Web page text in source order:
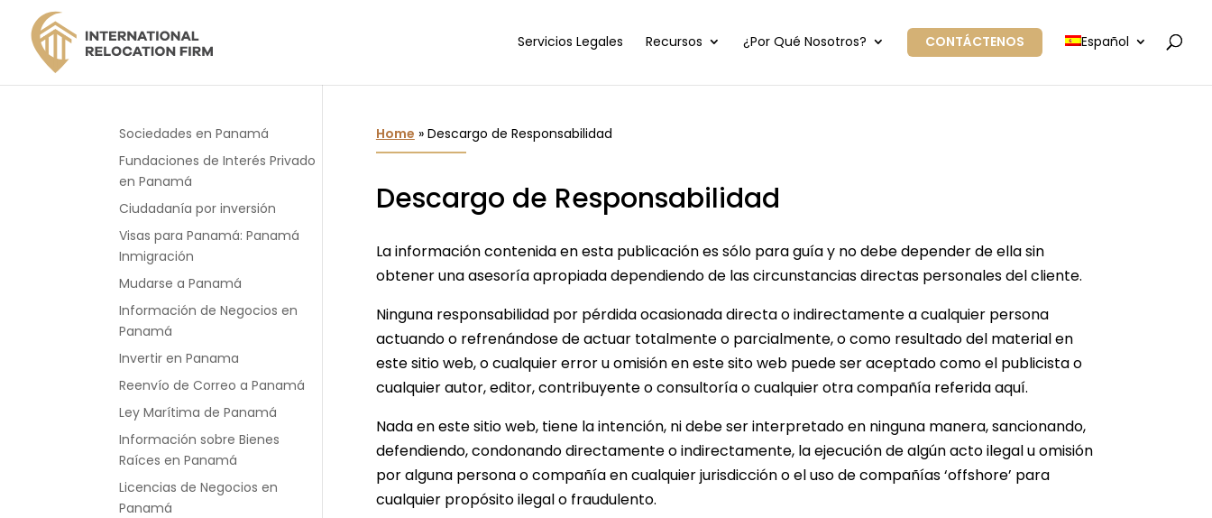
Servicios Legales Recursos ¿Por Qué Nosotros? CONTÁCTENOS Español
Home » Descargo de Responsabilidad
Descargo de Responsabilidad
La información contenida en esta publicación es sólo para guía y no debe depender de ella sin
obtener una asesoría apropiada dependiendo de las circunstancias directas personales del cliente.
Ninguna responsabilidad por pérdida ocasionada directa o indirectamente a cualquier persona
actuando o refrenándose de actuar totalmente o parcialmente, o como resultado del material en
este sitio web, o cualquier error u omisión en este sito web puede ser aceptado como el publicista o
cualquier autor, editor, contribuyente o consultoría o cualquier otra compañía referida aquí.
Nada en este sitio web, tiene la intención, ni debe ser interpretado en ninguna manera, sancionando,
defendiendo, condonando directamente o indirectamente, la ejecución de algún acto ilegal u omisión
por alguna persona o compañía en cualquier jurisdicción o el uso de compañías ‘offshore’ para
cualquier propósito ilegal o fraudulento.
Sociedades en Panamá
Fundaciones de Interés Privado
en Panamá
Ciudadanía por inversión
Visas para Panamá: Panamá
Inmigración
Mudarse a Panamá
Información de Negocios en
Panamá
Invertir en Panama
Reenvío de Correo a Panamá
Ley Marítima de Panamá
Información sobre Bienes
Raíces en Panamá
Licencias de Negocios en
Panamá